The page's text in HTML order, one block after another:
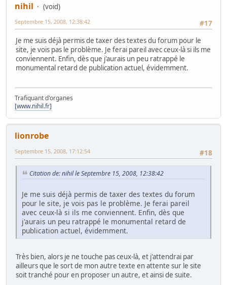
nihil
(void)
#17
Septembre 15, 2008, 12:38:42
Je me suis déjà permis de taxer des textes du forum pour le
site, je vois pas le problème. Je ferai pareil avec ceux-là si ils me
conviennent. Enfin, dès que j'aurais un peu ratrappé le
monumental retard de publication actuel, évidemment.
Trafiquant d'organes
[www.nihil.fr]
lionrobe
#18
Septembre 15, 2008, 17:12:54
Citation de: nihil le Septembre 15, 2008, 12:38:42
Je me suis déjà permis de taxer des textes du forum
pour le site, je vois pas le problème. Je ferai pareil
avec ceux-là si ils me conviennent. Enfin, dès que
j'aurais un peu ratrappé le monumental retard de
publication actuel, évidemment.
Très bien, alors je ne touche pas ceux-là, et j'attendrai par
ailleurs que le sort de mon autre texte en attente sur le site
soit tranché pour en proposer un autre, et ainsi de suite.